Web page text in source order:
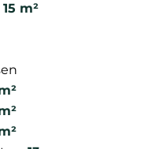
15 m²